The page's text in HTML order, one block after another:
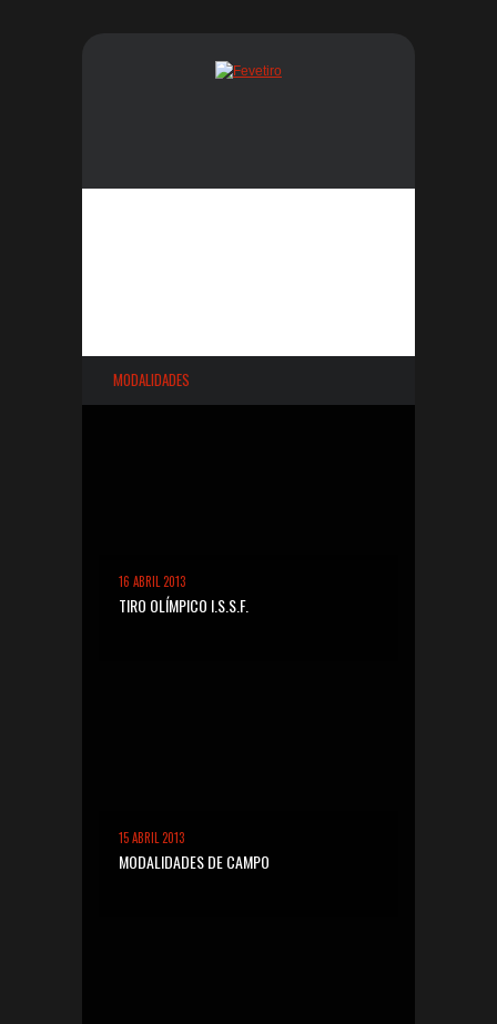
MODALIDADES
16 ABRIL 2013
TIRO OLÍMPICO I.S.S.F.
15 ABRIL 2013
MODALIDADES DE CAMPO